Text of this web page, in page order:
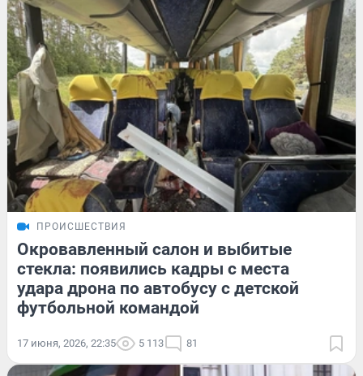
ПРОИСШЕСТВИЯ
Окровавленный салон и выбитые
стекла: появились кадры с места
удара дрона по автобусу с детской
футбольной командой
17 июня, 2026, 22:35 5 113 81